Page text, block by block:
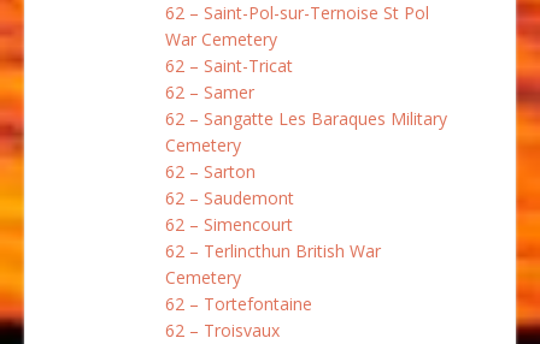
62 – Saint-Pol-sur-Ternoise St Pol
War Cemetery
62 – Saint-Tricat
62 – Samer
62 – Sangatte Les Baraques Military
Cemetery
62 – Sarton
62 – Saudemont
62 – Simencourt
62 – Terlincthun British War
Cemetery
62 – Tortefontaine
62 – Troisvaux